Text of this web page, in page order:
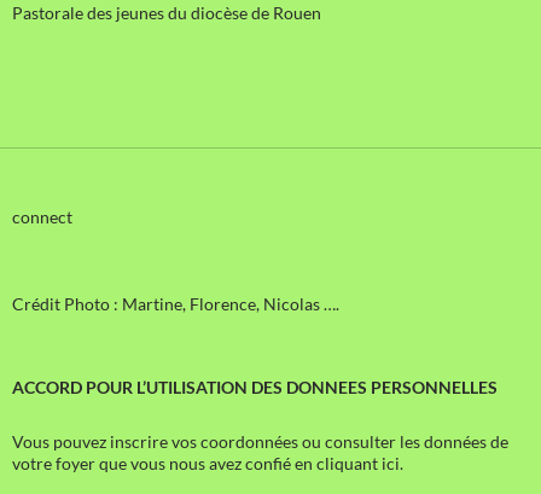
Pastorale des jeunes du diocèse de Rouen
connect
Crédit Photo : Martine, Florence, Nicolas ….
ACCORD POUR L’UTILISATION DES DONNEES PERSONNELLES
Vous pouvez inscrire vos coordonnées ou consulter les données de
votre foyer que vous nous avez confié en cliquant ici.